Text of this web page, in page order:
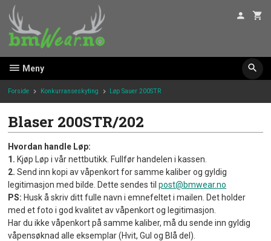
innholdet
Meny
Forside Konkurranseskyting Løp Sauer 200STR
Blaser 200STR/202
Hvordan handle Løp:
1. Kjøp Løp i vår nettbutikk. Fullfør handelen i kassen.
2. Send inn kopi av våpenkort for samme kaliber og gyldig
legitimasjon med bilde. Dette sendes tilpost@bmwear.no
PS: Husk å skriv ditt fulle navn i emnefeltet i mailen. Det holder
med et foto i god kvalitet av våpenkort og legitimasjon.
Har du ikke våpenkort på samme kaliber, må du sende inn gyldig
våpensøknad alle eksemplar (Hvit, Gul og Blå del).